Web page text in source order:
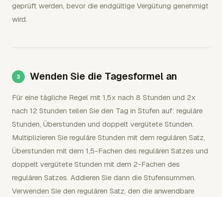
geprüft werden, bevor die endgültige Vergütung genehmigt
wird.
Wenden Sie die Tagesformel an
Für eine tägliche Regel mit 1,5x nach 8 Stunden und 2x
nach 12 Stunden teilen Sie den Tag in Stufen auf: reguläre
Stunden, Überstunden und doppelt vergütete Stunden.
Multiplizieren Sie reguläre Stunden mit dem regulären Satz,
Überstunden mit dem 1,5-Fachen des regulären Satzes und
doppelt vergütete Stunden mit dem 2-Fachen des
regulären Satzes. Addieren Sie dann die Stufensummen.
Verwenden Sie den regulären Satz, den die anwendbare